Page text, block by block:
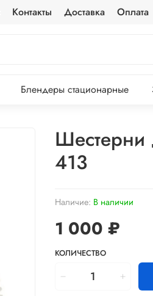
Контакты Доставка Оплата
Блендеры стационарные
Наличие: В наличии
Шестерни
413
1 000 ₽
КОЛИЧЕСТВО